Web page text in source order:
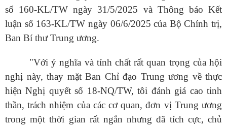
số 160-KL/TW ngày 31/5/2025 và Thông báo Kết
luận số 163-KL/TW ngày 06/6/2025 của Bộ Chính trị,
Ban Bí thư Trung ương.
"Với ý nghĩa và tính chất rất quan trọng của hội
nghị này, thay mặt Ban Chỉ đạo Trung ương về thực
hiện Nghị quyết số 18-NQ/TW, tôi đánh giá cao tinh
thần, trách nhiệm của các cơ quan, đơn vị Trung ương
trong một thời gian rất ngắn nhưng đã tích cực, chủ